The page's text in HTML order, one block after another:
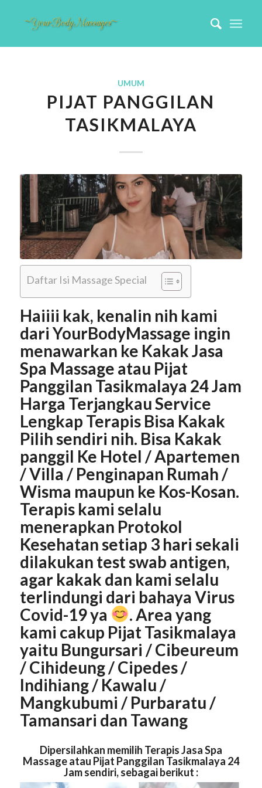
UMUM
PIJAT PANGGILAN
TASIKMALAYA
Daftar Isi Massage Special
Haiiii kak, kenalin nih kami
dari YourBodyMassage ingin
menawarkan ke Kakak Jasa
Spa Massage atau Pijat
Panggilan Tasikmalaya 24 Jam
Harga Terjangkau Service
Lengkap Terapis Bisa Kakak
Pilih sendiri nih. Bisa Kakak
panggil Ke Hotel / Apartemen
/ Villa / Penginapan Rumah /
Wisma maupun ke Kos-Kosan.
Terapis kami selalu
menerapkan Protokol
Kesehatan setiap 3 hari sekali
dilakukan test swab antigen,
agar kakak dan kami selalu
terlindungi dari bahaya Virus
Covid-19 ya
. Area yang
kami cakup Pijat Tasikmalaya
yaitu Bungursari / Cibeureum
/ Cihideung / Cipedes /
Indihiang / Kawalu /
Mangkubumi / Purbaratu /
Tamansari dan Tawang
Dipersilahkan memilih Terapis Jasa Spa
Massage atau Pijat Panggilan Tasikmalaya 24
Jam sendiri, sebagai berikut :